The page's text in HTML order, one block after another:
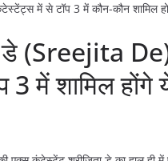
में से टॉप 3 में कौन-कौन शामिल
डे (Sreejita
3 में शामिल होंगे